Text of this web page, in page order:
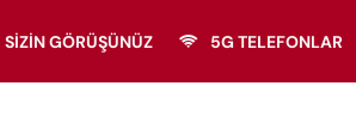
SIZIN GÖRÜŞÜNÜZ 5G TELEFONLAR